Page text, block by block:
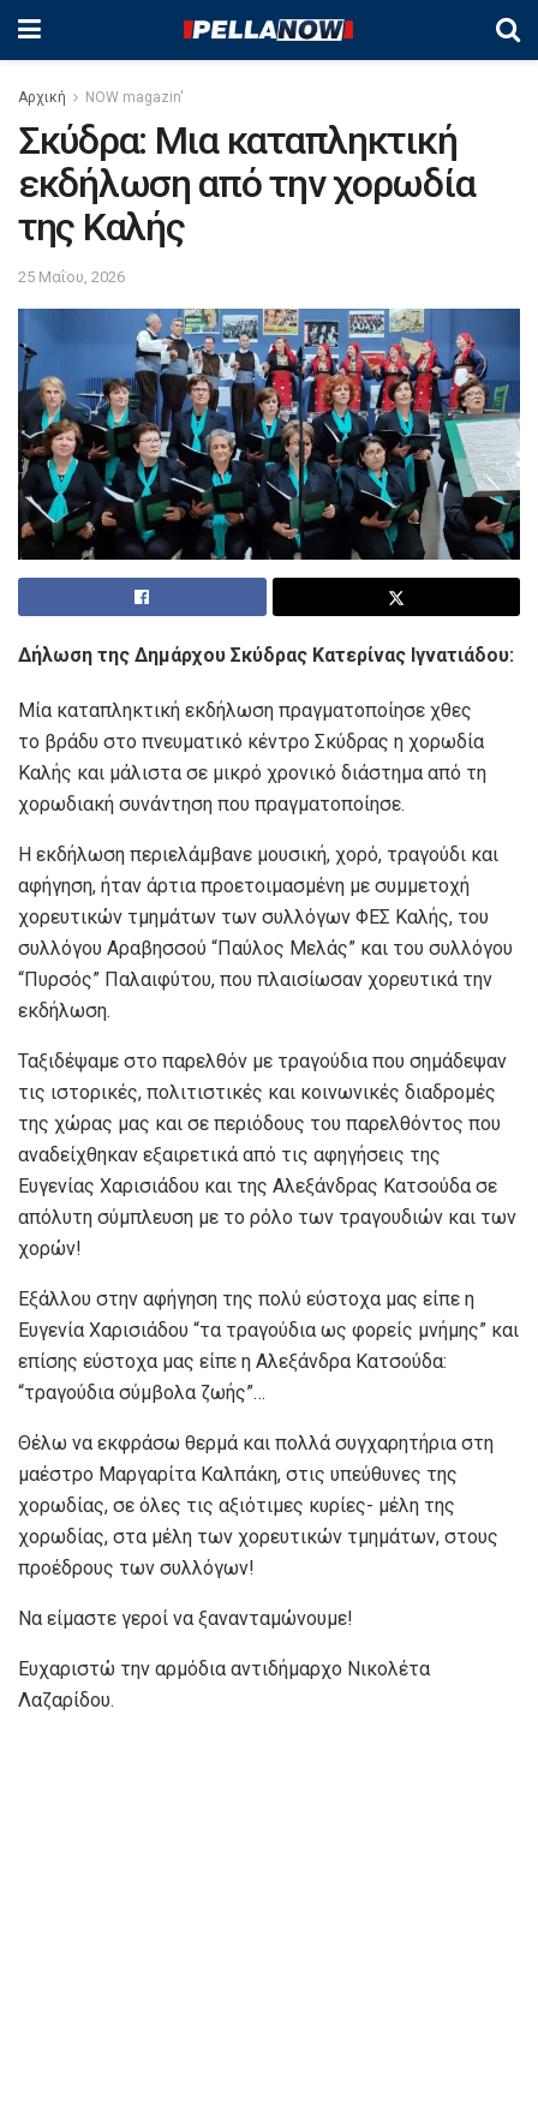
Αρχική NOW magazin'
Σκύδρα: Μια καταπληκτική
εκδήλωση από την χορωδία
της Καλής
25 Μαΐου, 2026
Δήλωση της Δημάρχου Σκύδρας Κατερίνας Ιγνατιάδου:
Μία καταπληκτική εκδήλωση πραγματοποίησε χθες
το βράδυ στο πνευματικό κέντρο Σκύδρας η χορωδία
Καλής και μάλιστα σε μικρό χρονικό διάστημα από τη
χορωδιακή συνάντηση που πραγματοποίησε.
Η εκδήλωση περιελάμβανε μουσική, χορό, τραγούδι και
αφήγηση, ήταν άρτια προετοιμασμένη με συμμετοχή
χορευτικών τμημάτων των συλλόγων ΦΕΣ Καλής, του
συλλόγου Αραβησσού “Παύλος Μελάς” και του συλλόγου
“Πυρσός” Παλαιφύτου, που πλαισίωσαν χορευτικά την
εκδήλωση.
Ταξιδέψαμε στο παρελθόν με τραγούδια που σημάδεψαν
τις ιστορικές, πολιτιστικές και κοινωνικές διαδρομές
της χώρας μας και σε περιόδους του παρελθόντος που
αναδείχθηκαν εξαιρετικά από τις αφηγήσεις της
Ευγενίας Χαρισιάδου και της Αλεξάνδρας Κατσούδα σε
απόλυτη σύμπλευση με το ρόλο των τραγουδιών και των
χορών!
Εξάλλου στην αφήγηση της πολύ εύστοχα μας είπε η
Ευγενία Χαρισιάδου “τα τραγούδια ως φορείς μνήμης” και
επίσης εύστοχα μας είπε η Αλεξάνδρα Κατσούδα:
“τραγούδια σύμβολα ζωής”…
Θέλω να εκφράσω θερμά και πολλά συγχαρητήρια στη
μαέστρο Μαργαρίτα Καλπάκη, στις υπεύθυνες της
χορωδίας, σε όλες τις αξιότιμες κυρίες- μέλη της
χορωδίας, στα μέλη των χορευτικών τμημάτων, στους
προέδρους των συλλόγων!
Να είμαστε γεροί να ξανανταμώνουμε!
Ευχαριστώ την αρμόδια αντιδήμαρχο Νικολέτα
Λαζαρίδου.